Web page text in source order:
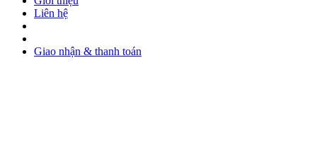
Liên hệ
Giao nhận & thanh toán